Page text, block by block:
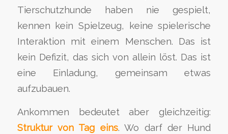
Tierschutzhunde haben nie gespielt,
kennen kein Spielzeug, keine spielerische
Interaktion mit einem Menschen. Das ist
kein Defizit, das sich von allein löst. Das ist
eine Einladung, gemeinsam etwas
aufzubauen.
Ankommen bedeutet aber gleichzeitig:
Struktur von Tag eins. Wo darf der Hund